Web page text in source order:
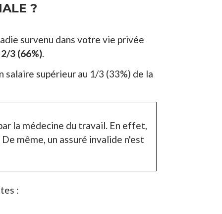
?
survenu dans votre vie privée
3 (66%).
salaire supérieur au 1/3 (33%) de la
la médecine du travail. En effet,
même, un assuré invalide n'est
: